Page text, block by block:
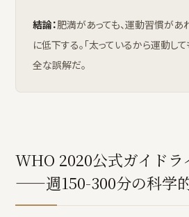
結論：肥満があっても、運動習慣が
に低下する。「太っているから運動し
全な誤解だ。
WHO 2020公式ガイドラ
——週150-300分の科学